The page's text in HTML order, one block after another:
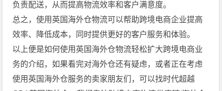
负责配送，从而提高物流效率和客户满意度。
总之，使用英国海外仓物流可以帮助跨境电商企业提高
效率、降低成本，同时提供更好的客户服务和体验。
以上便是如何使用英国海外仓物流轻松扩大跨境电商业
务的介绍，如果看完对海外仓还有疑虑，或者正在考虑
使用英国海外仓服务的卖家朋友们，可以找时代超越